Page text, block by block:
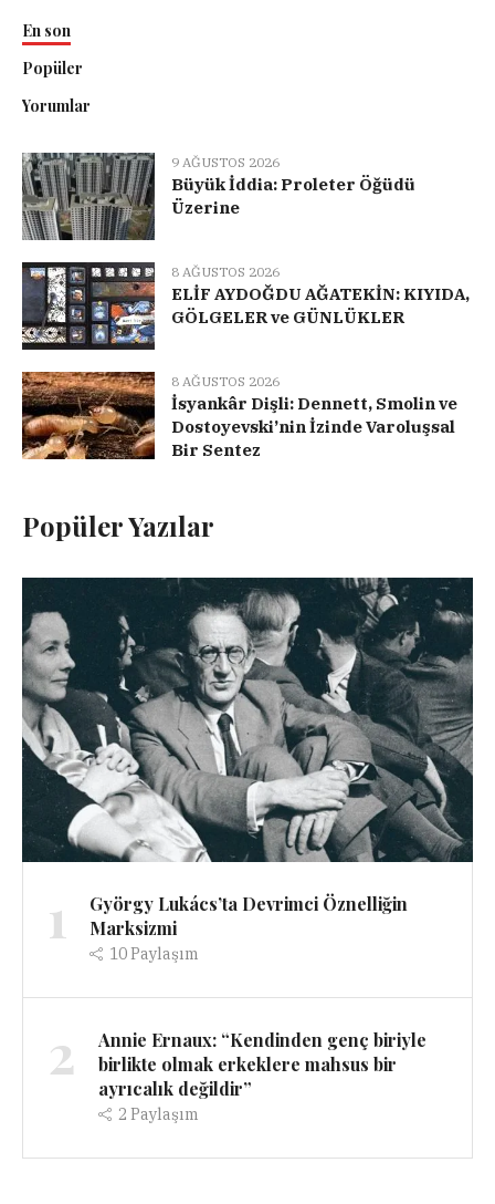
En son
Popüler
Yorumlar
9 AĞUSTOS 2026
Büyük İddia: Proleter Öğüdü
Üzerine
8 AĞUSTOS 2026
ELİF AYDOĞDU AĞATEKİN: KIYIDA,
GÖLGELER ve GÜNLÜKLER
8 AĞUSTOS 2026
İsyankâr Dişli: Dennett, Smolin ve
Dostoyevski’nin İzinde Varoluşsal
Bir Sentez
Popüler Yazılar
1
György Lukács’ta Devrimci Öznelliğin
Marksizmi
10Paylaşım
2
Annie Ernaux: “Kendinden genç biriyle
birlikte olmak erkeklere mahsus bir
ayrıcalık değildir”
2 Paylaşım